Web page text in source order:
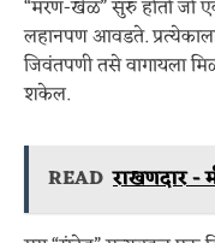
“मरण-खेळ” सुरु होतो जो
लहानपण आवडते.
जिवंतपणी तसे वागायला
शकेल.
READ राखणदार -